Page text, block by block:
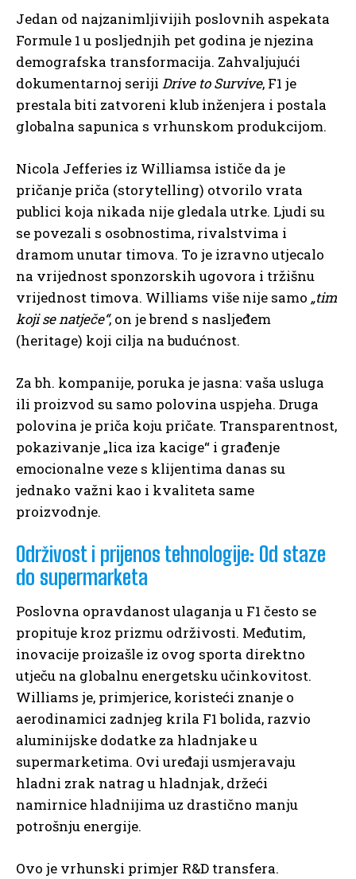
Jedan od najzanimljivijih poslovnih aspekata
Formule 1 u posljednjih pet godina je njezina
demografska transformacija. Zahvaljujući
dokumentarnoj seriji Drive to Survive, F1 je
prestala biti zatvoreni klub inženjera i postala
globalna sapunica s vrhunskom produkcijom.
Nicola Jefferies iz Williamsa ističe da je
pričanje priča (storytelling) otvorilo vrata
publici koja nikada nije gledala utrke. Ljudi su
se povezali s osobnostima, rivalstvima i
dramom unutar timova. To je izravno utjecalo
na vrijednost sponzorskih ugovora i tržišnu
vrijednost timova. Williams više nije samo „tim
koji se natječe“, on je brend s nasljeđem
(heritage) koji cilja na budućnost.
Za bh. kompanije, poruka je jasna: vaša usluga
ili proizvod su samo polovina uspjeha. Druga
polovina je priča koju pričate. Transparentnost,
pokazivanje „lica iza kacige“ i građenje
emocionalne veze s klijentima danas su
jednako važni kao i kvaliteta same
proizvodnje.
Održivost i prijenos tehnologije: Od staze
do supermarketa
Poslovna opravdanost ulaganja u F1 često se
propituje kroz prizmu održivosti. Međutim,
inovacije proizašle iz ovog sporta direktno
utječu na globalnu energetsku učinkovitost.
Williams je, primjerice, koristeći znanje o
aerodinamici zadnjeg krila F1 bolida, razvio
aluminijske dodatke za hladnjake u
supermarketima. Ovi uređaji usmjeravaju
hladni zrak natrag u hladnjak, držeći
namirnice hladnijima uz drastično manju
potrošnju energije.
Ovo je vrhunski primjer R&D transfera.